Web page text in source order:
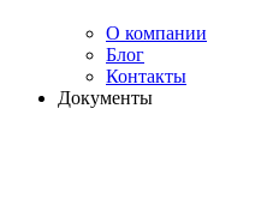
О компании
Блог
Контакты
Документы